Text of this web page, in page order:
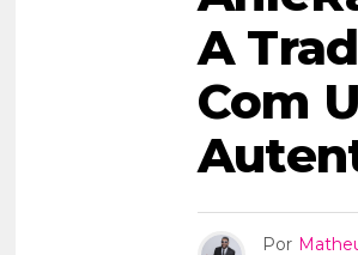
A
Com
Por